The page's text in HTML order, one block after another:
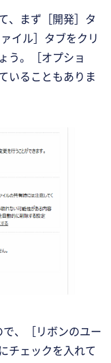
、まず［開発］タ
イル］タブをクリ
う。［オプショ
いることもありま
で、［リボンのユー
チェックを入れて